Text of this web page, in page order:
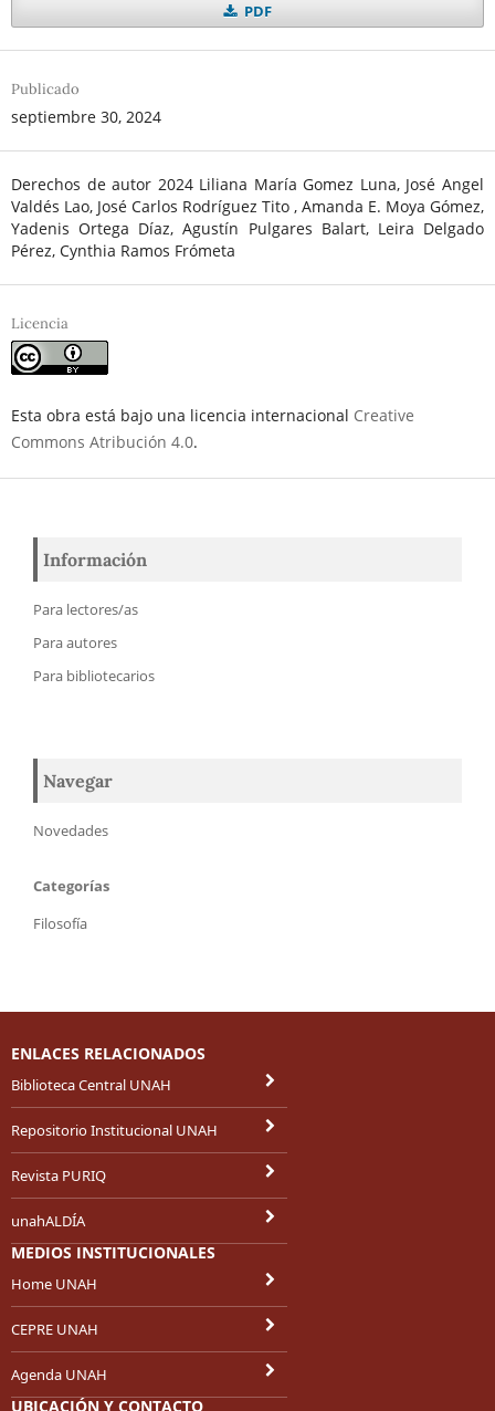
PDF
Publicado
septiembre 30, 2024
Derechos de autor 2024 Liliana María Gomez Luna, José Angel
Valdés Lao, José Carlos Rodríguez Tito , Amanda E. Moya Gómez,
Yadenis Ortega Díaz, Agustín Pulgares Balart, Leira Delgado
Pérez, Cynthia Ramos Frómeta
Licencia
Esta obra está bajo una licencia internacional Creative
Commons Atribución 4.0.
Información
Para lectores/as
Para autores
Para bibliotecarios
Navegar
Novedades
Categorías
Filosofía
ENLACES RELACIONADOS
Biblioteca Central UNAH
Repositorio Institucional UNAH
Revista PURIQ
unahALDÍA
MEDIOS INSTITUCIONALES
Home UNAH
CEPRE UNAH
Agenda UNAH
UBICACIÓN Y CONTACTO